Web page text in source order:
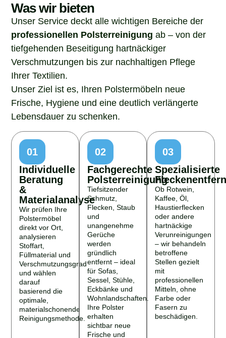
Was wir bieten
Unser Service deckt alle wichtigen Bereiche der
professionellen Polsterreinigung ab – von der
tiefgehenden Beseitigung hartnäckiger
Verschmutzungen bis zur nachhaltigen Pflege
Ihrer Textilien.
Unser Ziel ist es, Ihren Polstermöbeln neue
Frische, Hygiene und eine deutlich verlängerte
Lebensdauer zu schenken.
01
Individuelle
Beratung
&
Materialanalyse
Wir prüfen Ihre
Polstermöbel
direkt vor Ort,
analysieren
Stoffart,
Füllmaterial und
Verschmutzungsgrad
und wählen
darauf
basierend die
optimale,
materialschonende
Reinigungsmethode.
02
Fachgerechte
Polsterreinigung
Tiefsitzender
Schmutz,
Flecken, Staub
und
unangenehme
Gerüche
werden
gründlich
entfernt – ideal
für Sofas,
Sessel, Stühle,
Eckbänke und
Wohnlandschaften.
Ihre Polster
erhalten
sichtbar neue
Frische und
03
Spezialisierte
Ob Rotwein,
Kaffee, Öl,
Haustierflecken
oder andere
hartnäckige
Verunreinigungen
– wir behandeln
betroffene
Stellen gezielt
mit
professionellen
Mitteln, ohne
Farbe oder
Fasern zu
beschädigen.